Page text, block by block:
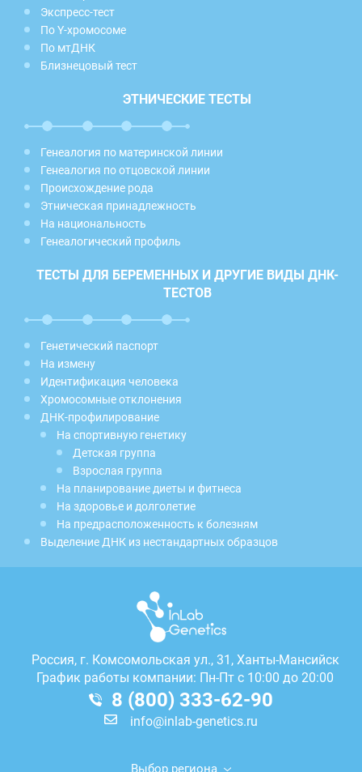
Экспресс-тест
По Y-хромосоме
По мтДНК
Близнецовый тест
ЭТНИЧЕСКИЕ ТЕСТЫ
Генеалогия по материнской линии
Генеалогия по отцовской линии
Происхождение рода
Этническая принадлежность
На национальность
Генеалогический профиль
ТЕСТЫ ДЛЯ БЕРЕМЕННЫХ И ДРУГИЕ ВИДЫ ДНК-
ТЕСТОВ
Генетический паспорт
На измену
Идентификация человека
Хромосомные отклонения
ДНК-профилирование
На спортивную генетику
Детская группа
Взрослая группа
На планирование диеты и фитнеса
На здоровье и долголетие
На предрасположенность к болезням
Выделение ДНК из нестандартных образцов
Россия, г. Комсомольская ул., 31, Ханты-Мансийск
График работы компании: Пн-Пт с 10:00 до 20:00
8 (800) 333-62-90
info@inlab-genetics.ru
Выбор региона